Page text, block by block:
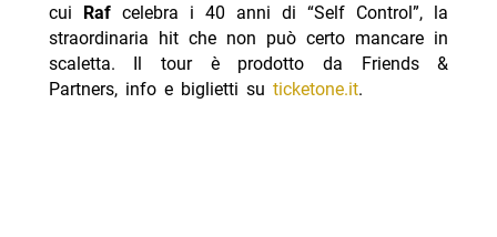
cui
Rafcelebra i 40 anni di “Self Control”, la
straordinaria hit che non può certo mancare in
scaletta. Il tour è prodotto da Friends &
Partners, info e biglietti su ticketone.it.